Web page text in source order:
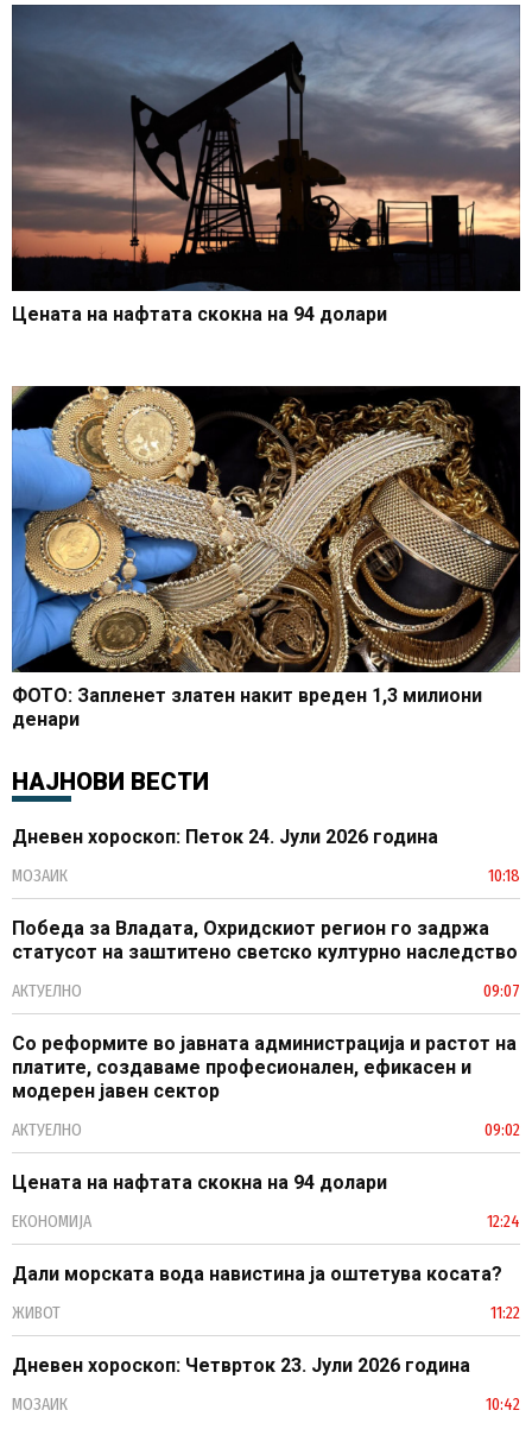
Цената на нафтата скокна на 94 долари
ФОТО: Запленет златен накит вреден 1,3 милиони
денари
НАЈНОВИ ВЕСТИ
Дневен хороскоп: Петок 24. Јули 2026 година
МОЗАИК 10:18
Победа за Владата, Охридскиот регион го задржа
статусот на заштитено светско културно наследство
АКТУЕЛНО 09:07
Со реформите во јавната администрација и растот на
платите, создаваме професионален, ефикасен и
модерен јавен сектор
АКТУЕЛНО 09:02
Цената на нафтата скокна на 94 долари
ЕКОНОМИЈА 12:24
Дали морската вода навистина ја оштетува косата?
ЖИВОТ 11:22
Дневен хороскоп: Четврток 23. Јули 2026 година
МОЗАИК 10:42